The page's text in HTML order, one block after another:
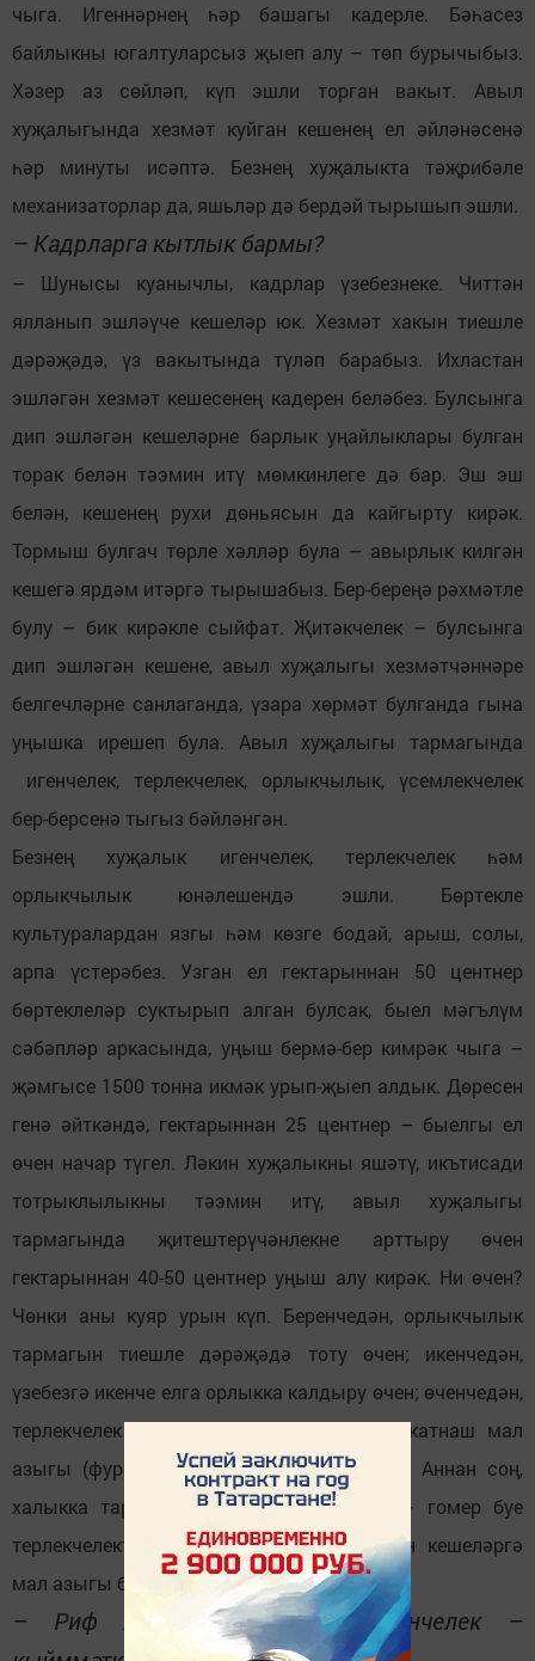
чыга. Игеннәрнең һәр башагы кадерле. Бәһасез
байлыкны югалтуларсыз җыеп алу – төп бурычыбыз.
Хәзер аз сөйләп, күп эшли торган вакыт. Авыл
хуҗалыгында хезмәт куйган кешенең ел әйләнәсенә
һәр минуты исәптә. Безнең хуҗалыкта тәҗрибәле
механизаторлар да, яшьләр дә бердәй тырышып эшли.
– Кадрларга кытлык бармы?
– Шунысы куанычлы, кадрлар үзебезнеке. Читтән
ялланып эшләүче кешеләр юк. Хезмәт хакын тиешле
дәрәҗәдә, үз вакытында түләп барабыз. Ихластан
эшләгән хезмәт кешесенең кадерен беләбез. Булсынга
дип эшләгән кешеләрне барлык уңайлыклары булган
торак белән тәэмин итү мөмкинлеге дә бар. Эш эш
белән, кешенең рухи дөньясын да кайгырту кирәк.
Тормыш булгач төрле хәлләр була – авырлык килгән
кешегә ярдәм итәргә тырышабыз. Бер-береңә рәхмәтле
булу – бик кирәкле сыйфат. Җитәкчелек – булсынга
дип эшләгән кешене, авыл хуҗалыгы хезмәтчәннәре
белгечләрне санлаганда, үзара хөрмәт булганда гына
уңышка ирешеп була. Авыл хуҗалыгы тармагында
игенчелек, терлекчелек, орлыкчылык, үсемлекчелек
бер-берсенә тыгыз бәйләнгән.
Безнең хуҗалык игенчелек, терлекчелек һәм
орлыкчылык юнәлешендә эшли. Бөртекле
культуралардан язгы һәм көзге бодай, арыш, солы,
арпа үстерәбез. Узган ел гектарыннан 50 центнер
бөртеклеләр суктырып алган булсак, быел мәгълүм
сәбәпләр аркасында, уңыш бермә-бер кимрәк чыга –
җәмгысе 1500 тонна икмәк урып-җыеп алдык. Дөресен
генә әйткәндә, гектарыннан 25 центнер – быелгы ел
өчен начар түгел. Ләкин хуҗалыкны яшәтү, икътисади
тотрыклылыкны тәэмин итү, авыл хуҗалыгы
тармагында җитештерүчәнлекне арттыру өчен
гектарыннан 40-50 центнер уңыш алу кирәк. Ни өчен?
Чөнки аны куяр урын күп. Беренчедән, орлыкчылык
тармагын тиешле дәрәҗәдә тоту өчен; икенчедән,
үзебезгә икенче елга орлыкка калдыру өчен; өченчедән,
терлекчелек тармагын яшәтү чарасы – катнаш мал
азыгы (фураж) ясау өчен тотыла ашлык. Аннан соң,
халыкка тарату өчен дә ашлык кирәк – гомер буе
терлекчелектә, игенчелектә хезмәт куйган кешеләргә
мал азыгы бирәбез.
– Риф Хәнифович, димәк, игенчелек –